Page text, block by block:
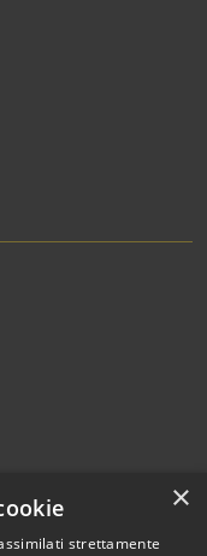
×
strettamente